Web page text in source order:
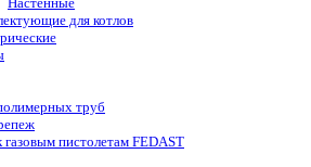
для котлов
труб
газовым пистолетам FEDAST